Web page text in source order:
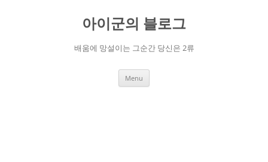
아이군의 블로그
배움에 망설이는 그순간 당신은 2류
Menu